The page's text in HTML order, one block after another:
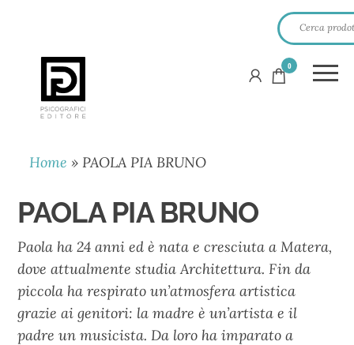
PSICOGRAFICI
EDITORE
0
Home »PAOLA PIA BRUNO
PAOLA PIA BRUNO
Paola ha 24 anni ed è nata e cresciuta a Matera,
dove attualmente studia Architettura. Fin da
piccola ha respirato un’atmosfera artistica
grazie ai genitori: la madre è un’artista e il
padre un musicista. Da loro ha imparato a